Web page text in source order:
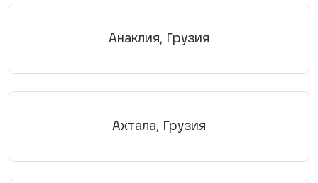
Анаклия, Грузия
Ахтала, Грузия